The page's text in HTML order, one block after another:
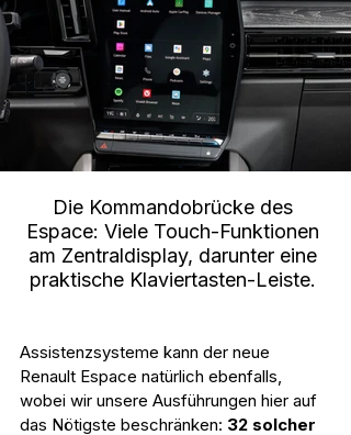
Die Kommandobrücke des
Espace: Viele Touch-Funktionen
am Zentraldisplay, darunter eine
praktische Klaviertasten-Leiste.
Assistenzsysteme kann der neue
Renault Espace natürlich ebenfalls,
wobei wir unsere Ausführungen hier auf
das Nötigste beschränken: 32 solcher